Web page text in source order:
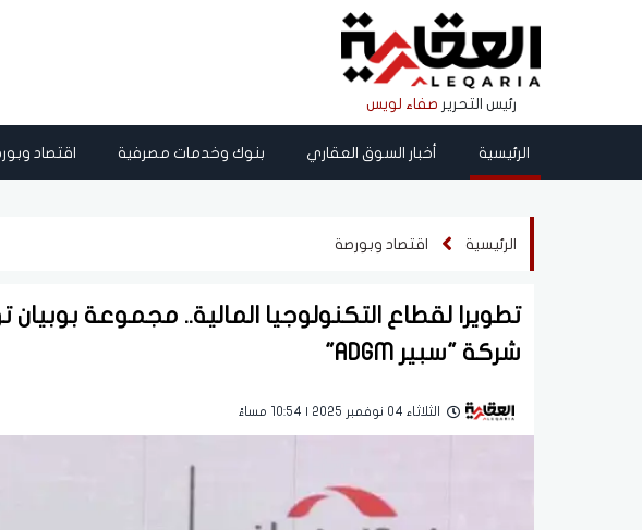
رئيس التحرير صفاء لويس
الرئيسية أخبار السوق العقاري بنوك وخدمات مصرفية اقتصاد
الرئيسية اقتصاد وبورصة
تطويرا لقطاع التكنولوجيا المالية.. مجموعة
شركة "سبير ADGM"
الثلاثاء 04 نوفمبر 2025 | 10:54 مساءً